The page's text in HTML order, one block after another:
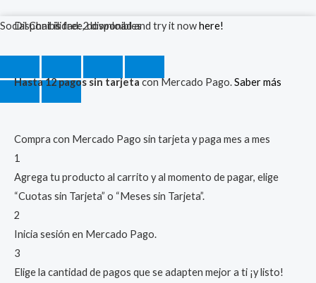
Disponibilidad:2 disponibles
Hasta 12 pagos sin tarjetacon Mercado Pago.Saber más
Compra con Mercado Pago sin tarjeta y paga mes a mes
1
Agrega tu producto al carrito y al momento de pagar, elige
“Cuotas sin Tarjeta” o “Meses sin Tarjeta”.
2
Inicia sesión en Mercado Pago.
3
Elige la cantidad de pagos que se adapten mejor a ti ¡y listo!
Detector
De
Carbono
Digital
cantidad
Social Chat is free, download and try it nowhere!